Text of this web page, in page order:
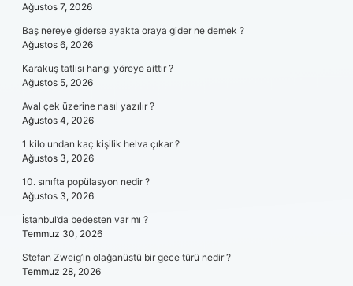
Ağustos 7, 2026
Baş nereye giderse ayakta oraya gider ne demek ?
Ağustos 6, 2026
Karakuş tatlısı hangi yöreye aittir ?
Ağustos 5, 2026
Aval çek üzerine nasıl yazılır ?
Ağustos 4, 2026
1 kilo undan kaç kişilik helva çıkar ?
Ağustos 3, 2026
10. sınıfta popülasyon nedir ?
Ağustos 3, 2026
İstanbul’da bedesten var mı ?
Temmuz 30, 2026
Stefan Zweig’in olağanüstü bir gece türü nedir ?
Temmuz 28, 2026